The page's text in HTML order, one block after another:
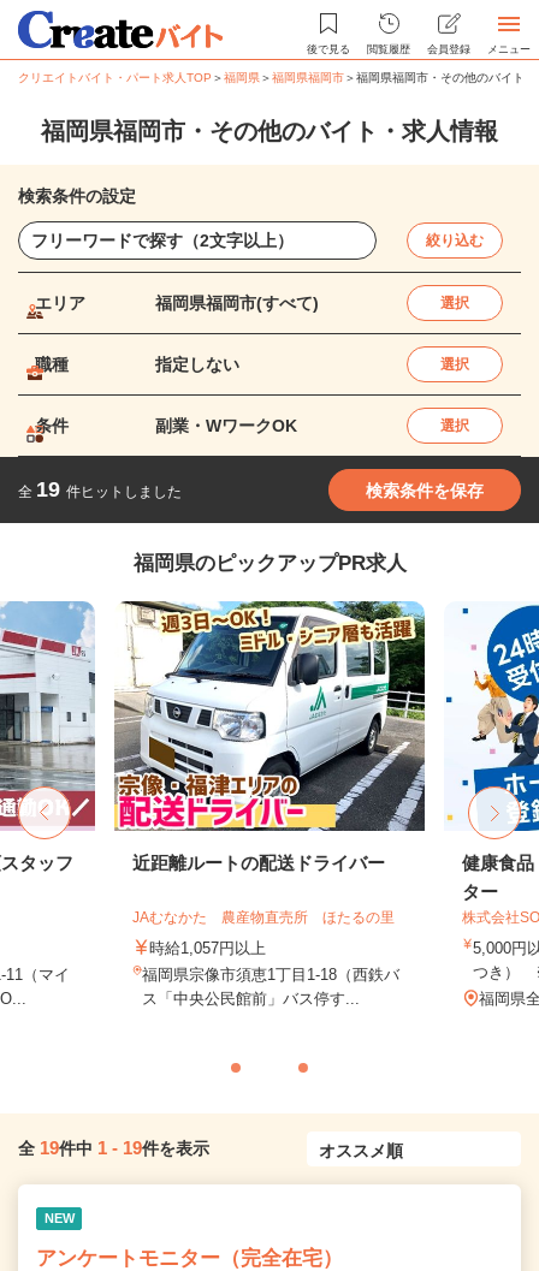
後で見る 閲覧履歴 会員登録 メニュー
クリエイトバイト・パート求人TOP ＞福岡県＞福岡県福岡市＞福岡県福岡市・その他のバイト
福岡県福岡市・その他のバイト・求人情報
検索条件の設定
絞り込む
エリア 福岡県福岡市(すべて) 選択
職種 指定しない 選択
条件 副業・WワークOK 選択
全 19 件ヒットしました 検索条件を保存
福岡県のピックアップPR求人
タッフ
（マイ
近距離ルートの配送ドライバー
JAむなかた 農産物直売所 ほたるの里
時給1,057円以上
福岡県宗像市須恵1丁目1-18（西鉄バ
ス「中央公民館前」バス停す...
健康食品
ター
株式会社
5,000円
つき）
福岡県
全 19件中 1 - 19件を表示
NEW
アンケートモニター（完全在宅）